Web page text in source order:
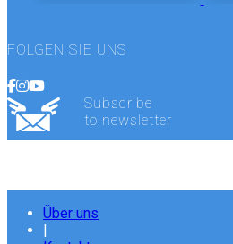
FOLGEN SIE UNS
Subscribe
to newsletter
Über uns
|